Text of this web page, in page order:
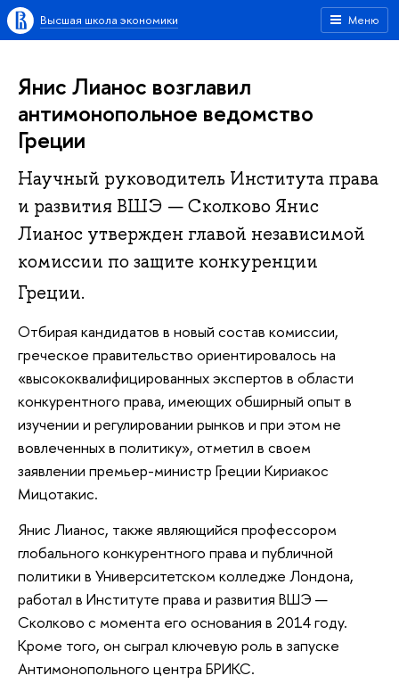
Меню
Высшая школа экономики
Янис Лианос возглавил
антимонопольное ведомство
Греции
Научный руководитель Института права
и развития ВШЭ — Сколково Янис
Лианос утвержден главой независимой
комиссии по защите конкуренции
Греции.
Отбирая кандидатов в новый состав комиссии,
греческое правительство ориентировалось на
«высококвалифицированных экспертов в области
конкурентного права, имеющих обширный опыт в
изучении и регулировании рынков и при этом не
вовлеченных в политику», отметил в своем
заявлении премьер-министр Греции Кириакос
Мицотакис.
Янис Лианос, также являющийся профессором
глобального конкурентного права и публичной
политики в Университетском колледже Лондона,
работал в Институте права и развития ВШЭ —
Сколково с момента его основания в 2014 году.
Кроме того, он сыграл ключевую роль в запуске
Антимонопольного центра БРИКС.